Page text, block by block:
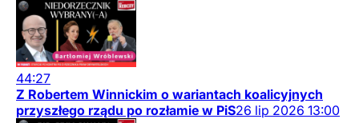
44:27
Z Robertem Winnickim o wariantach koalicyjnych
przyszłego rządu po rozłamie w PiS26 lip 2026 13:00